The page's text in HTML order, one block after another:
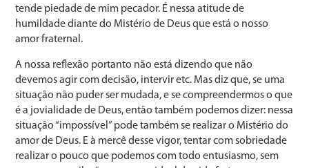
tende piedade de mim pecador. É nessa atitude de
humildade diante do Mistério de Deus que está o nos­so
amor fraternal.
A nossa reflexão portanto não está dizendo que não
devemos agir com decisão, intervir etc. Mas diz que, se uma
situação não puder ser mudada, e se compreender­mos o que
é a jovialidade de Deus, então também pode­mos dizer: nessa
situação “impossível” pode também se realizar o Mistério do
amor de Deus. E à mercê desse vigor, tentar com sobriedade
realizar o pouco que podemos com todo entusiasmo, sem